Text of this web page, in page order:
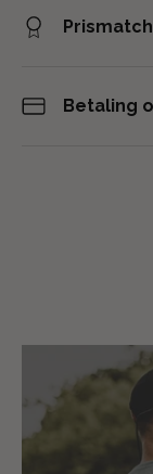
Prismatch
Betaling